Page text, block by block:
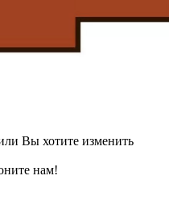
Вы хотите изменить
нам!